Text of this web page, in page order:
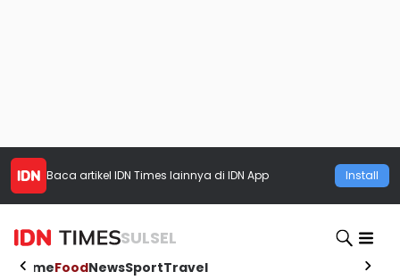
Baca artikel IDN Times lainnya di IDN App Install
SULSEL
HomeFoodNewsSportTravel